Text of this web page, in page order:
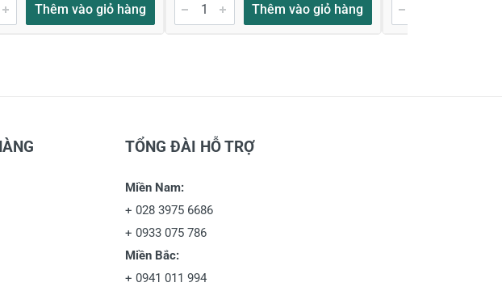
Thêm vào giỏ hàng Thêm vào giỏ hàng
TỔNG ĐÀI HỖ TRỢ
Miền Nam:
+ 028 3975 6686
+ 0933 075 786
Miền Bắc:
+ 0941 011 994